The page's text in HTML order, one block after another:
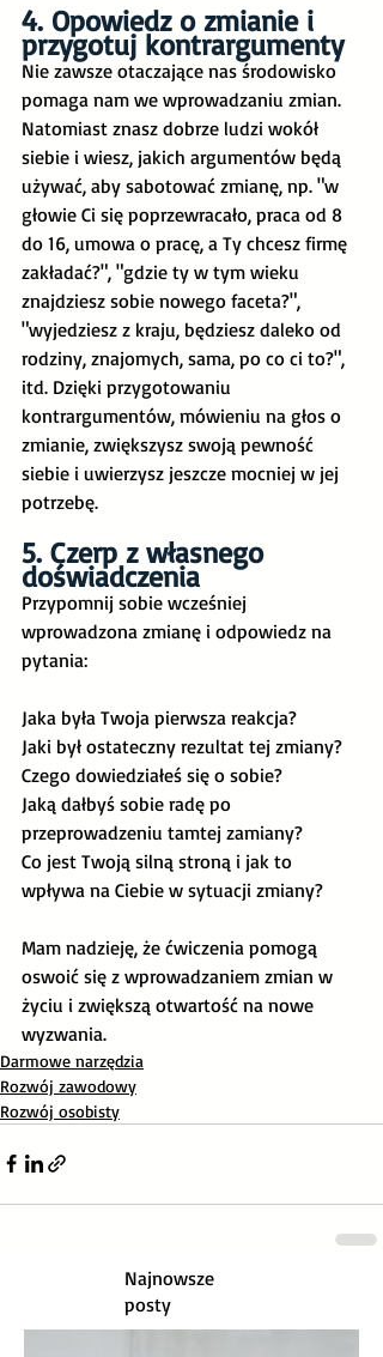
4. Opowiedz o zmianie i
przygotuj kontrargumenty
Nie zawsze otaczające nas środowisko
pomaga nam we wprowadzaniu zmian.
Natomiast znasz dobrze ludzi wokół
siebie i wiesz, jakich argumentów będą
używać, aby sabotować zmianę, np. "w
głowie Ci się poprzewracało, praca od 8
do 16, umowa o pracę, a Ty chcesz firmę
zakładać?", "gdzie ty w tym wieku
znajdziesz sobie nowego faceta?",
"wyjedziesz z kraju, będziesz daleko od
rodziny, znajomych, sama, po co ci to?",
itd. Dzięki przygotowaniu
kontrargumentów, mówieniu na głos o
zmianie, zwiększysz swoją pewność
siebie i uwierzysz jeszcze mocniej w jej
potrzebę.
5. Czerp z własnego
doświadczenia
Przypomnij sobie wcześniej
wprowadzona zmianę i odpowiedz na
pytania:
Jaka była Twoja pierwsza reakcja?
Jaki był ostateczny rezultat tej zmiany?
Czego dowiedziałeś się o sobie?
Jaką dałbyś sobie radę po
przeprowadzeniu tamtej zamiany?
Co jest Twoją silną stroną i jak to
wpływa na Ciebie w sytuacji zmiany?
Mam nadzieję, że ćwiczenia pomogą
oswoić się z wprowadzaniem zmian w
życiu i zwiększą otwartość na nowe
wyzwania.
Darmowe narzędzia
Rozwój zawodowy
Rozwój osobisty
Najnowsze
posty